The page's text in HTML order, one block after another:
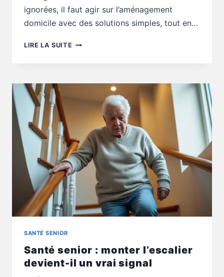
ignorées, il faut agir sur l’aménagement
domicile avec des solutions simples, tout en…
LIRE LA SUITE SANTÉ
PRATIQUE
CACHÉE
QUOTIDIEN
SANTÉ SENIOR
Santé senior : monter l’escalier
devient-il un vrai signal